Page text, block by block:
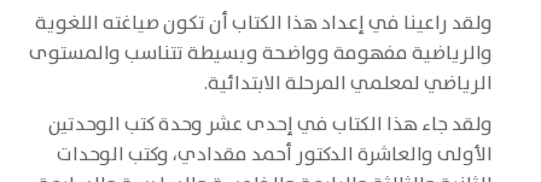
ولقد راعينا في إعداد هذا الكتاب أن تكون صياغته اللغوية
والرياضية مفهومة وواضحة وبسيطة تتناسب والمستوى
الرياضي لمعلمي المرحلة الابتدائية.
ولقد جاء هذا الكتاب في إحدى عشر وحدة كتب الوحدتين
الأولى والعاشرة الدكتور أحمد مقدادي، وكتب الوحدات